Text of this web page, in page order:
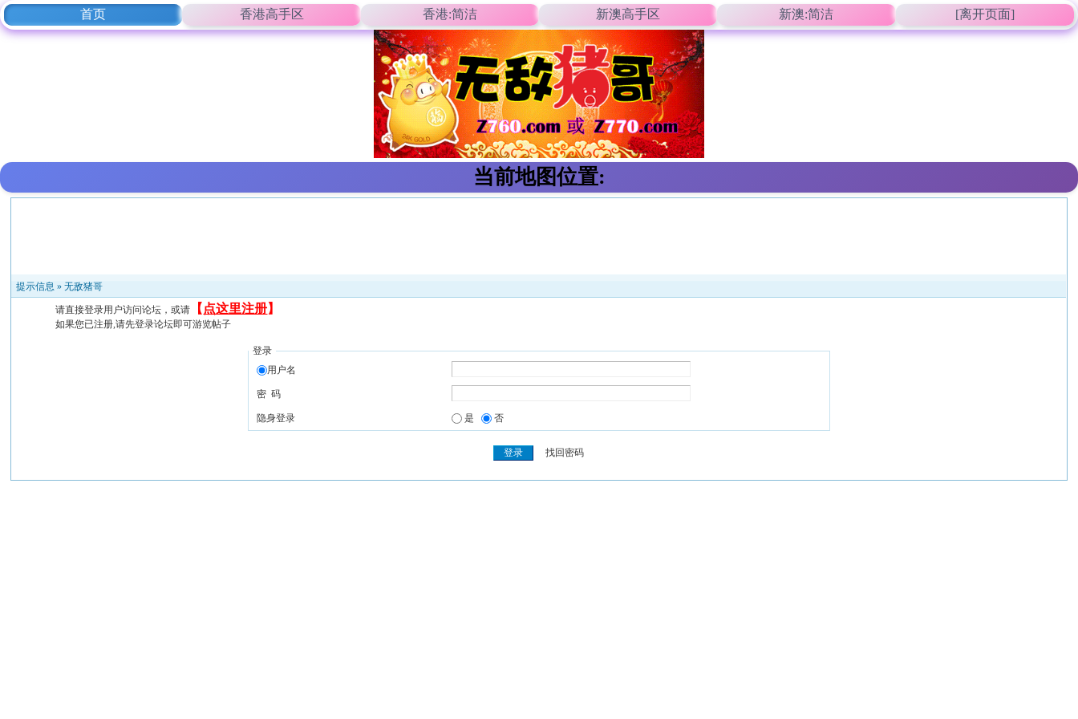
首页 香港高手区 香港:简洁 新澳高手区 新澳:简洁 [离开页面]
当前地图位置:
提示信息 »无敌猪哥
请直接登录用户访问论坛，或请 【 点这里注册】
如果您已注册,请先登录论坛即可游览帖子
登录
用户名
密 码
隐身登录 是 否
找回密码